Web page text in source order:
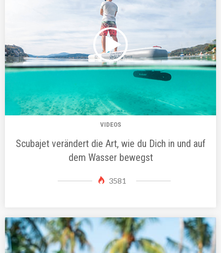
VIDEOS
Scubajet verändert die Art, wie du Dich in und auf
dem Wasser bewegst
3581